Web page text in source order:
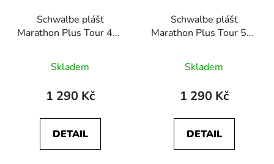
Schwalbe plášť
Marathon Plus Tour 47-
SmartDualGuard
černá+reflexní pruh
Skladem
1 290 Kč
DETAIL
Schwalbe plášť
Marathon Plus Tour 50-
SmartDualGuard
černá+reflexní pruh
Skladem
1 290 Kč
DETAIL